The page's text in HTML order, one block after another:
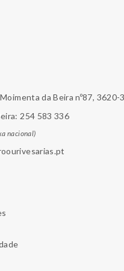
da Beira nº87, 3620-
254 583 336
nacional)